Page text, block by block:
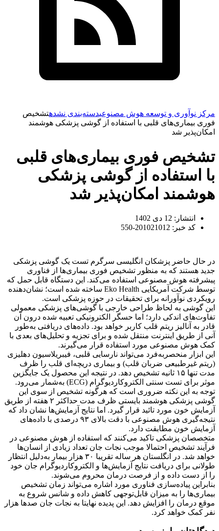
مرکز نوآوری و توسعه هوش مصنوعیدسته‌بندی نشدهتشخیص
فوری بیماری‌های قلبی با استفاده از گوشی پزشکی هوشمند
امکان‌پذیر شد
تشخیص فوری بیماری‌های قلبی
با استفاده از گوشی پزشکی
هوشمند امکان‌پذیر شد
انتشار: 12 دی 1402
کد خبر: 201021012-550
در حال حاضر پزشکان انگلیسی سرگرم تست یک گوشی پزشکی
جدید هستند که به منظور تشخیص فوری بیماری‌ها از فناوری
پیشرفته هوش مصنوعی استفاده می‌کند. این دستگاه قابل حمل که
توسط شرکت آمریکایی Eko Health ساخته شده است؛ نشان‌دهنده
رویکردی نوآورانه برای تحقیقات در حوزه پزشکی است.
این گوشی به لحاظ طراحی خارجی با گوشی‌های پزشکی معمولی
تفاوت‌های اندکی دارد؛ اما حسگر الکترونیکی تعبیه شده درون آن
قادر به آنالیز ریتم قلب کاربر خواهد بود. داده‌های دریافتی به‌طور
آنی از طریق اینترنت منتقل شده و برای تجزیه و تحلیل‌های بعدی با
کمک هوش مصنوعی مورد استفاده قرار می‌گیرند.
این ابزار منحصربه‌فرد می‌تواند نارسایی قلبی، فیبریلاسیون دهلیزی
(ریتم غیرطبیعی ضربان قلب) و بیماری دریچه‌ای قلب را ظرف
مدت تنها ۱۵ ثانیه تشخیص دهد. در نتیجه این محصول یک جایگزین
موثر برای تست سنتی الکتروکاردیوگرام (ECG) به‌شمار می‌رود.
توجه به این نکته ضروری است که هرگونه تشخیص از سوی این
گوشی پزشکی هوشمند بایستی ظرف مدت حداکثر ۲ هفته از طریق
آزمایش خون مورد تائید قرار گیرد. اما نتایج آزمایش‌ها نشان داد که
نتیجه‌گیری هوش مصنوعی با دقت بالای ۹۳ درصدی با داده‌های
آزمایش خون مطابقت دارد.
متخصصان پزشکی تاکید می‌کنند که استفاده از هوش مصنوعی در
فرآیند تشخیص احتمالا موجب نجات جان تعداد زیادی از انسان‌ها
خواهد شد. در انگلستان هر ساله تقریبا ۳۰ هزار بیمار به‌دلیل انتظار
طولانی برای دریافت نتایج آزمایش‌ها و الکتروکاردیوگرام جان خود
را از دست داده و از فرصت درمان محروم می‌شوند.
بنابراین پیاده‌سازی فناوری مورد اشاره می‌تواند زمان تشخیص
بیماری‌ها را به میزان قابل‌توجهی کاهش داده و شانس شروع به
موقع درمان را افزایش دهد. این پدیده نهایتا به نجات جان صدها هزار
نفر کمک خواهد کرد.